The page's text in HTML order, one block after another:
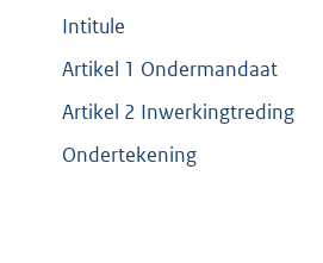
Intitule
Artikel 1 Ondermandaat
Artikel 2 Inwerkingtreding
Ondertekening